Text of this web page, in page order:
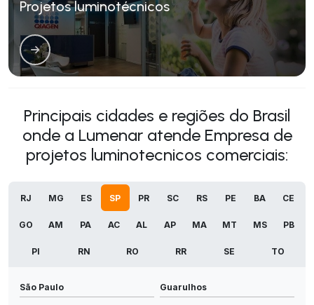
Projetos luminotécnicos
Principais cidades e regiões do Brasil
onde a Lumenar atende Empresa de
projetos luminotecnicos comerciais:
RJ MG ES SP PR SC RS PE BA CE
GO AM PA AC AL AP MA MT MS PB
PI RN RO RR SE TO
São Paulo Guarulhos